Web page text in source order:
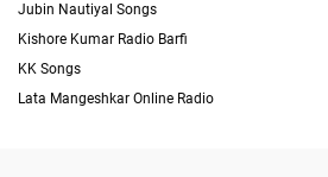
Jubin Nautiyal Songs
Kishore Kumar Radio Barfi
KK Songs
Lata Mangeshkar Online Radio